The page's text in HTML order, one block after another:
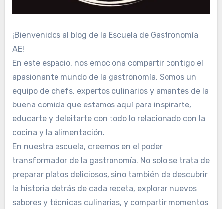
¡Bienvenidos al blog de la Escuela de Gastronomía
AE!
En este espacio, nos emociona compartir contigo el
apasionante mundo de la gastronomía. Somos un
equipo de chefs, expertos culinarios y amantes de la
buena comida que estamos aquí para inspirarte,
educarte y deleitarte con todo lo relacionado con la
cocina y la alimentación.
En nuestra escuela, creemos en el poder
transformador de la gastronomía. No solo se trata de
preparar platos deliciosos, sino también de descubrir
la historia detrás de cada receta, explorar nuevos
sabores y técnicas culinarias, y compartir momentos